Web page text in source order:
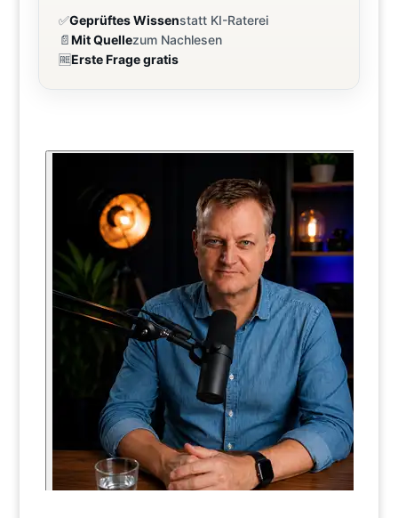
✅Geprüftes Wissenstatt KI-Raterei
📄Mit Quellezum Nachlesen
🆓Erste Frage gratis